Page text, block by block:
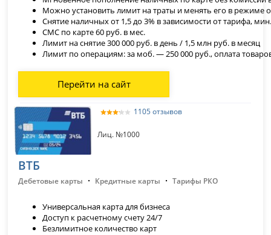
Можно установить лимит на траты и менять его в режиме
Снятие наличных от 1,5 до 3% в зависимости от тарифа,
СМС по карте 60 руб. в мес.
Лимит на снятие 300 000 руб. в день / 1,5 млн руб. в месяц
Лимит по операциям: за моб. — 250 000 руб., оплата
Перейти на сайт
1105 отзывов
Лиц. №1000
ВТБ
Дебетовые карты · Кредитные карты ·Тарифы РКО
Универсальная карта для бизнеса
Доступ к расчетному счету 24/7
Безлимитное количество карт